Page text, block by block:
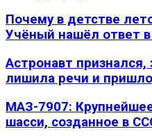
Почему в детстве
Учёный нашёл ответ в
Астронавт признался,
лишила речи и
МАЗ-7907:
шасси, созданное в